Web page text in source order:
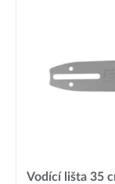
Vodící lišta 35